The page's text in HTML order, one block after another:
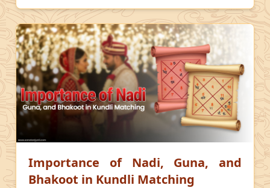
Importance of Nadi, Guna, and
Bhakoot in Kundli Matching